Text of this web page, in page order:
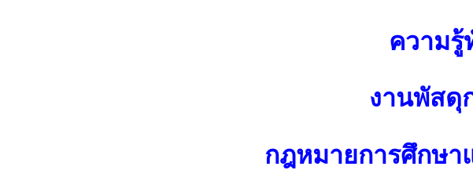
ความรู้
งานพัสดุ
กฎหมายการศึกษ